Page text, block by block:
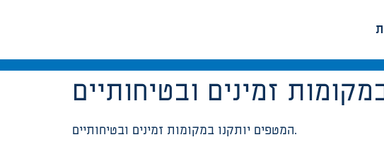
המטפים יותקנו במקומות זמינים ובטיחותיים.